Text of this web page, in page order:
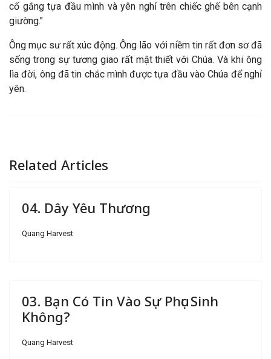
cố gắng tựa đầu mình và yên nghỉ trên chiếc ghế bên cạnh
giường."
Ông mục sư rất xúc động. Ông lão với niềm tin rất đơn sơ đã
sống trong sự tương giao rất mật thiết với Chúa. Và khi ông
lìa đời, ông đã tin chắc mình được tựa đầu vào Chúa để nghỉ
yên.
Related Articles
04. Dây Yêu Thương
Quang Harvest
03. Bạn Có Tin Vào Sự Phục Sinh
Không?
Quang Harvest